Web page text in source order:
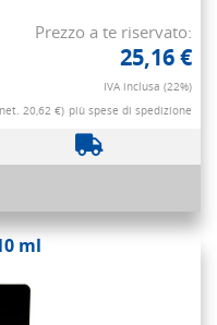
Prezzo a te riservato:
25,16 €
IVA inclusa (22%)
20,62 €) più spese di spedizione
ml